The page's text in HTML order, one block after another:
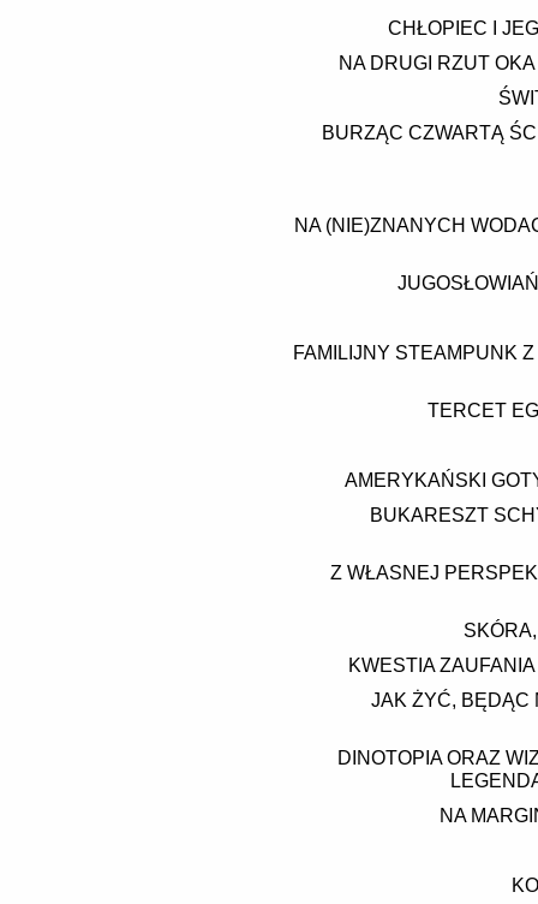
CHŁOPIEC I
NA DRUGI RZUT
BURZĄC CZWARTĄ
NA (NIE)ZNANYCH
FAMILIJNY STEAMPUNK
TERCET
AMERYKAŃSKI
BUKARESZT
Z WŁASNEJ
KWESTIA
JAK ŻYĆ, BĘDĄC
DINOTOPIA ORAZ
NA